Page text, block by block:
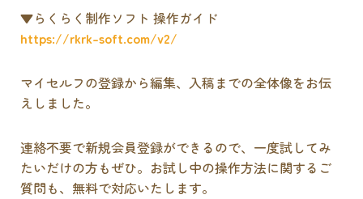
▼らくらく制作ソフト 操作ガイド
https://rkrk-soft.com/v2/
マイセルフの登録から編集、入稿までの全体像をお伝
えしました。
連絡不要で新規会員登録ができるので、一度試してみ
たいだけの方もぜひ。お試し中の操作方法に関するご
質問も、無料で対応いたします。